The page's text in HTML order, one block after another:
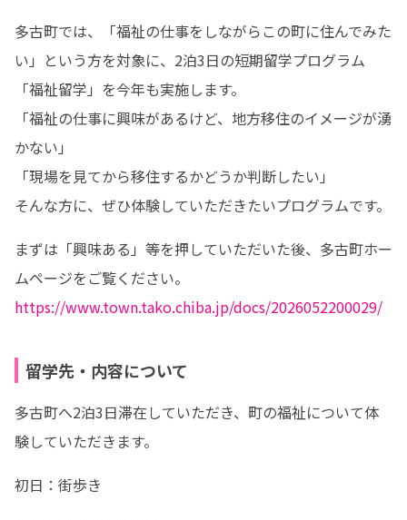
多古町では、「福祉の仕事をしながらこの町に住んでみた
い」という方を対象に、2泊3日の短期留学プログラム
「福祉留学」を今年も実施します。
「福祉の仕事に興味があるけど、地方移住のイメージが湧
かない」
「現場を見てから移住するかどうか判断したい」
そんな方に、ぜひ体験していただきたいプログラムです。
まずは「興味ある」等を押していただいた後、多古町ホー
https://www.town.tako.chiba.jp/docs/2026052200029/
留学先・内容について
多古町へ2泊3日滞在していただき、町の福祉について体
験していただきます。
初日：街歩き